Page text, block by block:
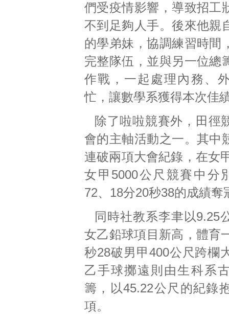
們受疫情影響，導致招工
不到足夠人手。後來他親
的學弟妹，協調練習時間
完整隊伍，並與另一位總
作戰，一起處理內務、
忙，讓數學系獲得本次佳
除了啦啦競賽外，田徑
會的主軸活動之一。其中
連破兩項大會紀錄，在女
女甲5000公尺競賽中分
72、18分20秒38的成績奪
同時社教系李聿以9.25
女乙鉛球項目新高，體育
秒28破男甲400公尺跨欄
乙手球擲遠則由生科系
籌，以45.22公尺的紀錄
項。